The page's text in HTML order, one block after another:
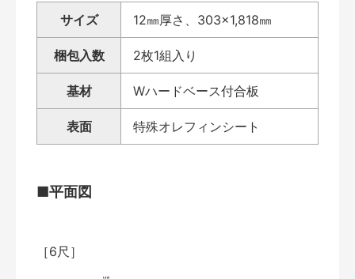
サイズ 12㎜厚さ、303×1,818㎜
梱包入数 2枚1組入り
基材 Wハードベース付合板
表面 特殊オレフィンシート
■平面図
［6尺］